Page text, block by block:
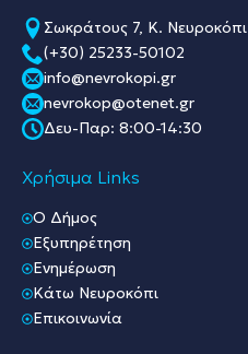
Σωκράτους 7, Κ. Νευροκόπι
(+30) 25233-50102
info@nevrokopi.gr
nevrokop@otenet.gr
Δευ-Παρ: 8:00-14:30
Χρήσιμα Links
O Δήμος
Εξυπηρέτηση
Ενημέρωση
Κάτω Νευροκόπι
Επικοινωνία